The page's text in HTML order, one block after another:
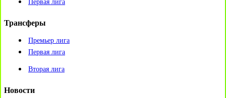
Первая лига
Трансферы
Премьер лига
Первая лига
Вторая лига
Новости